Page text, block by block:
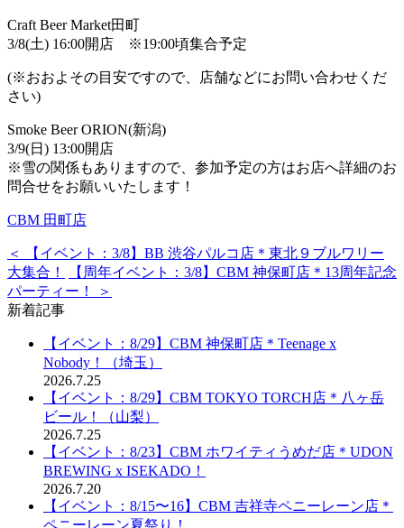
Craft Beer Market田町
3/8(土) 16:00開店 ※19:00頃集合予定
(※おおよその目安ですので、店舗などにお問い合わせくだ
さい)
Smoke Beer ORION(新潟)
3/9(日) 13:00開店
※雪の関係もありますので、参加予定の方はお店へ詳細のお
問合せをお願いいたします！
CBM 田町店
＜ 【イベント：3/8】BB 渋谷パルコ店＊東北９ブルワリー
大集合！
【周年イベント：3/8】CBM 神保町店＊13周年記念
パーティー！ ＞
新着記事
【イベント：8/29】CBM 神保町店＊Teenage x
Nobody！（埼玉）
2026.7.25
【イベント：8/29】CBM TOKYO TORCH店＊八ヶ岳
ビール！（山梨）
2026.7.25
【イベント：8/23】CBM ホワイティうめだ店＊UDON
BREWING x ISEKADO！
2026.7.20
【イベント：8/15〜16】CBM 吉祥寺ペニーレーン店＊
ペニーレーン夏祭り！